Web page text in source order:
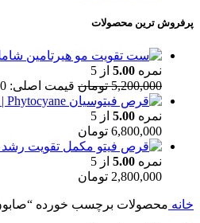
پرفروش ترین محصولات
نمره 5.00 از 5
5,200,000 تومان قیمت اصلی: 5,200,000 تومان بود.
نمره 5.00 از 5
6,800,000 تومان
نمره 5.00 از 5
2,800,000 تومان
خانه محصولات برچسب خورده “صابون